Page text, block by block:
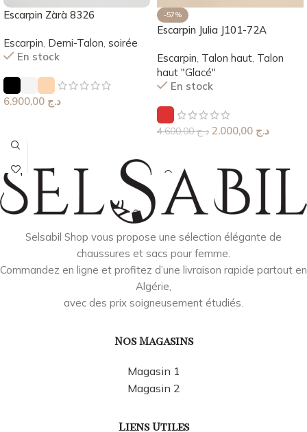
Escarpin Zàrà 8326
Escarpin, Demi-Talon, soirée
En stock
د.ج
-57%
Escarpin Julia J101-72A
Escarpin, Talon haut, Talon
haut "Glacé"
En stock
د.ج4.600,00 د.ج
Selsabil Shop vous propose une sélection élégante de
chaussures et sacs pour femme.
Commandez en ligne et profitez d’une livraison rapide partout en
Algérie,
avec des prix soigneusement étudiés.
Nos Magasins
Magasin 1
Magasin 2
Liens Utiles